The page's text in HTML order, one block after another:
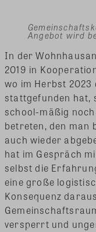
Angebot wird
In der
2019 in
wo im Herbst 2023
stattgefunden hat,
school-mäßig
betreten, den man
auch wieder
hat im Gespräch
selbst die
eine große
Konsequenz
versperrt und